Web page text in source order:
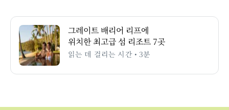
그레이트 배리어 리프에
위치한 최고급 섬 리조트 7곳
읽는 데 걸리는 시간 • 3분